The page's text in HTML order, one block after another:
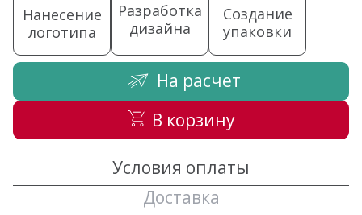
Нанесение
логотипа
Разработка
дизайна
Создание
упаковки
На расчет
В корзину
Условия оплаты
Доставка